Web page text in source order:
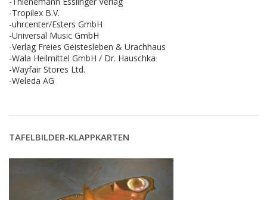
-Tropilex B.V.
-uhrcenter/Esters GmbH
-Universal Music GmbH
-Verlag Freies Geistesleben & Urachhaus
-Wala Heilmittel GmbH / Dr. Hauschka
-Wayfair Stores Ltd.
-Weleda AG
TAFELBILDER-KLAPPKARTEN